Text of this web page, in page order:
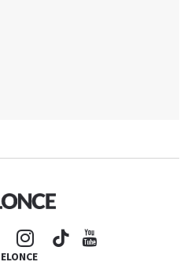
ELONCE